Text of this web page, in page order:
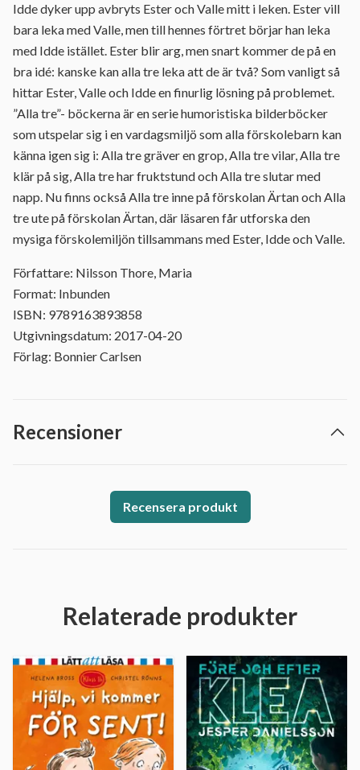
Idde dyker upp avbryts Ester och Valle mitt i leken. Ester vill
bara leka med Valle, men till hennes förtret börjar han leka
med Idde istället. Ester blir arg, men snart kommer de på en
bra idé: kanske kan alla tre leka att de är två? Som vanligt så
hittar Ester, Valle och Idde en finurlig lösning på problemet.
”Alla tre”- böckerna är en serie humoristiska bilderböcker
som utspelar sig i en vardagsmiljö som alla förskolebarn kan
känna igen sig i: Alla tre gräver en grop, Alla tre vilar, Alla tre
klär på sig, Alla tre har fruktstund och Alla tre slutar med
napp. Nu finns också Alla tre inne på förskolan Ärtan och Alla
tre ute på förskolan Ärtan, där läsaren får utforska den
mysiga förskolemiljön tillsammans med Ester, Idde och Valle.
Författare: Nilsson Thore, Maria
Format: Inbunden
ISBN: 9789163893858
Utgivningsdatum: 2017-04-20
Förlag: Bonnier Carlsen
Recensioner
Recensera produkt
Relaterade produkter